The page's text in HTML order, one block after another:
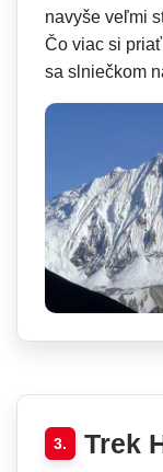
navyše veľmi
Čo viac si
sa slniečkom
3. Trek